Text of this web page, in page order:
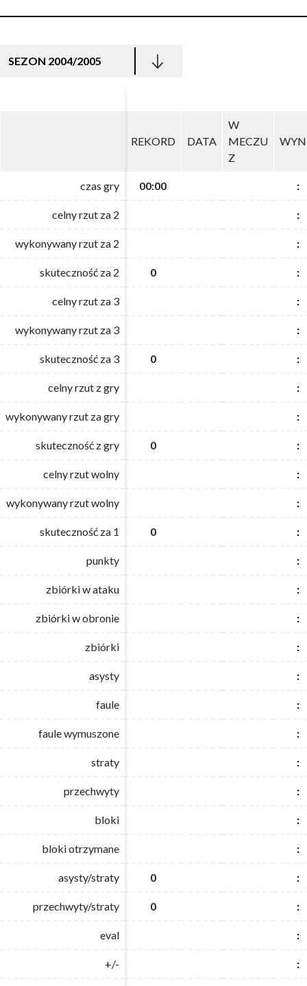
SEZON 2004/2005
REKORD DATA
W
MECZU
Z
czas gry 00:00 :
celny rzut za 2 :
wykonywany rzut za 2 :
skuteczność za 2 0 :
celny rzut za 3 :
wykonywany rzut za 3 :
skuteczność za 3 0 :
celny rzut z gry :
wykonywany rzut za gry :
skuteczność z gry 0 :
celny rzut wolny :
wykonywany rzut wolny :
skuteczność za 1 0 :
punkty :
zbiórki w ataku :
zbiórki w obronie :
zbiórki :
asysty :
faule :
faule wymuszone :
straty :
przechwyty :
bloki :
bloki otrzymane :
asysty/straty 0 :
przechwyty/straty 0 :
eval :
+/- :
REKORD DATA
W
MECZU
Z
czas gry 00:00 :
celny rzut za 2 :
wykonywany rzut za 2 :
skuteczność za 2 0 :
celny rzut za 3 :
wykonywany rzut za 3 :
skuteczność za 3 0 :
celny rzut z gry :
wykonywany rzut za gry :
skuteczność z gry 0 :
celny rzut wolny :
wykonywany rzut wolny :
skuteczność za 1 0 :
punkty :
zbiórki w ataku :
zbiórki w obronie :
zbiórki :
asysty :
faule :
faule wymuszone :
straty :
przechwyty :
bloki :
bloki otrzymane :
asysty/straty 0 :
przechwyty/straty 0 :
eval :
+/- :